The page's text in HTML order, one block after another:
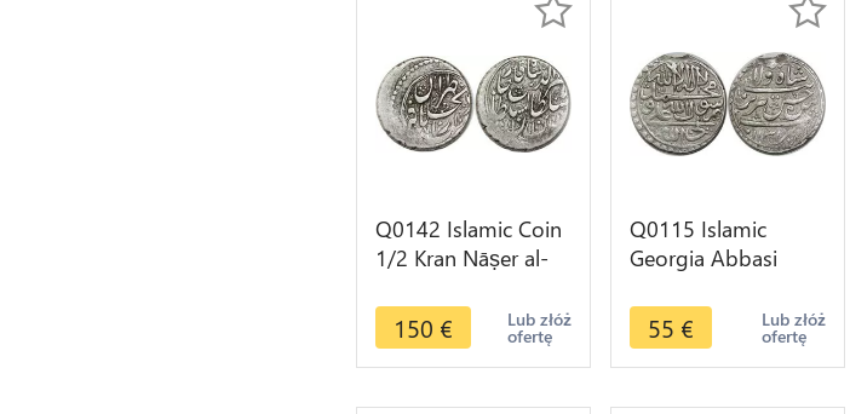
Q0142 Islamic Coin
1/2 Kran Nāṣer al-
Make offer
150 € Lub złóż
ofertę
Q0115 Islamic
Georgia Abbasi
1131 1719 Tifli
Tbilissi >M offer
55 € Lub złóż
ofertę